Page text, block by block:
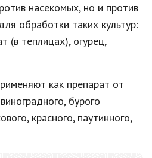
насекомых, но и против
обработки таких культур:
(в теплицах), огурец,
как препарат от
бурого
красного, паутинного,